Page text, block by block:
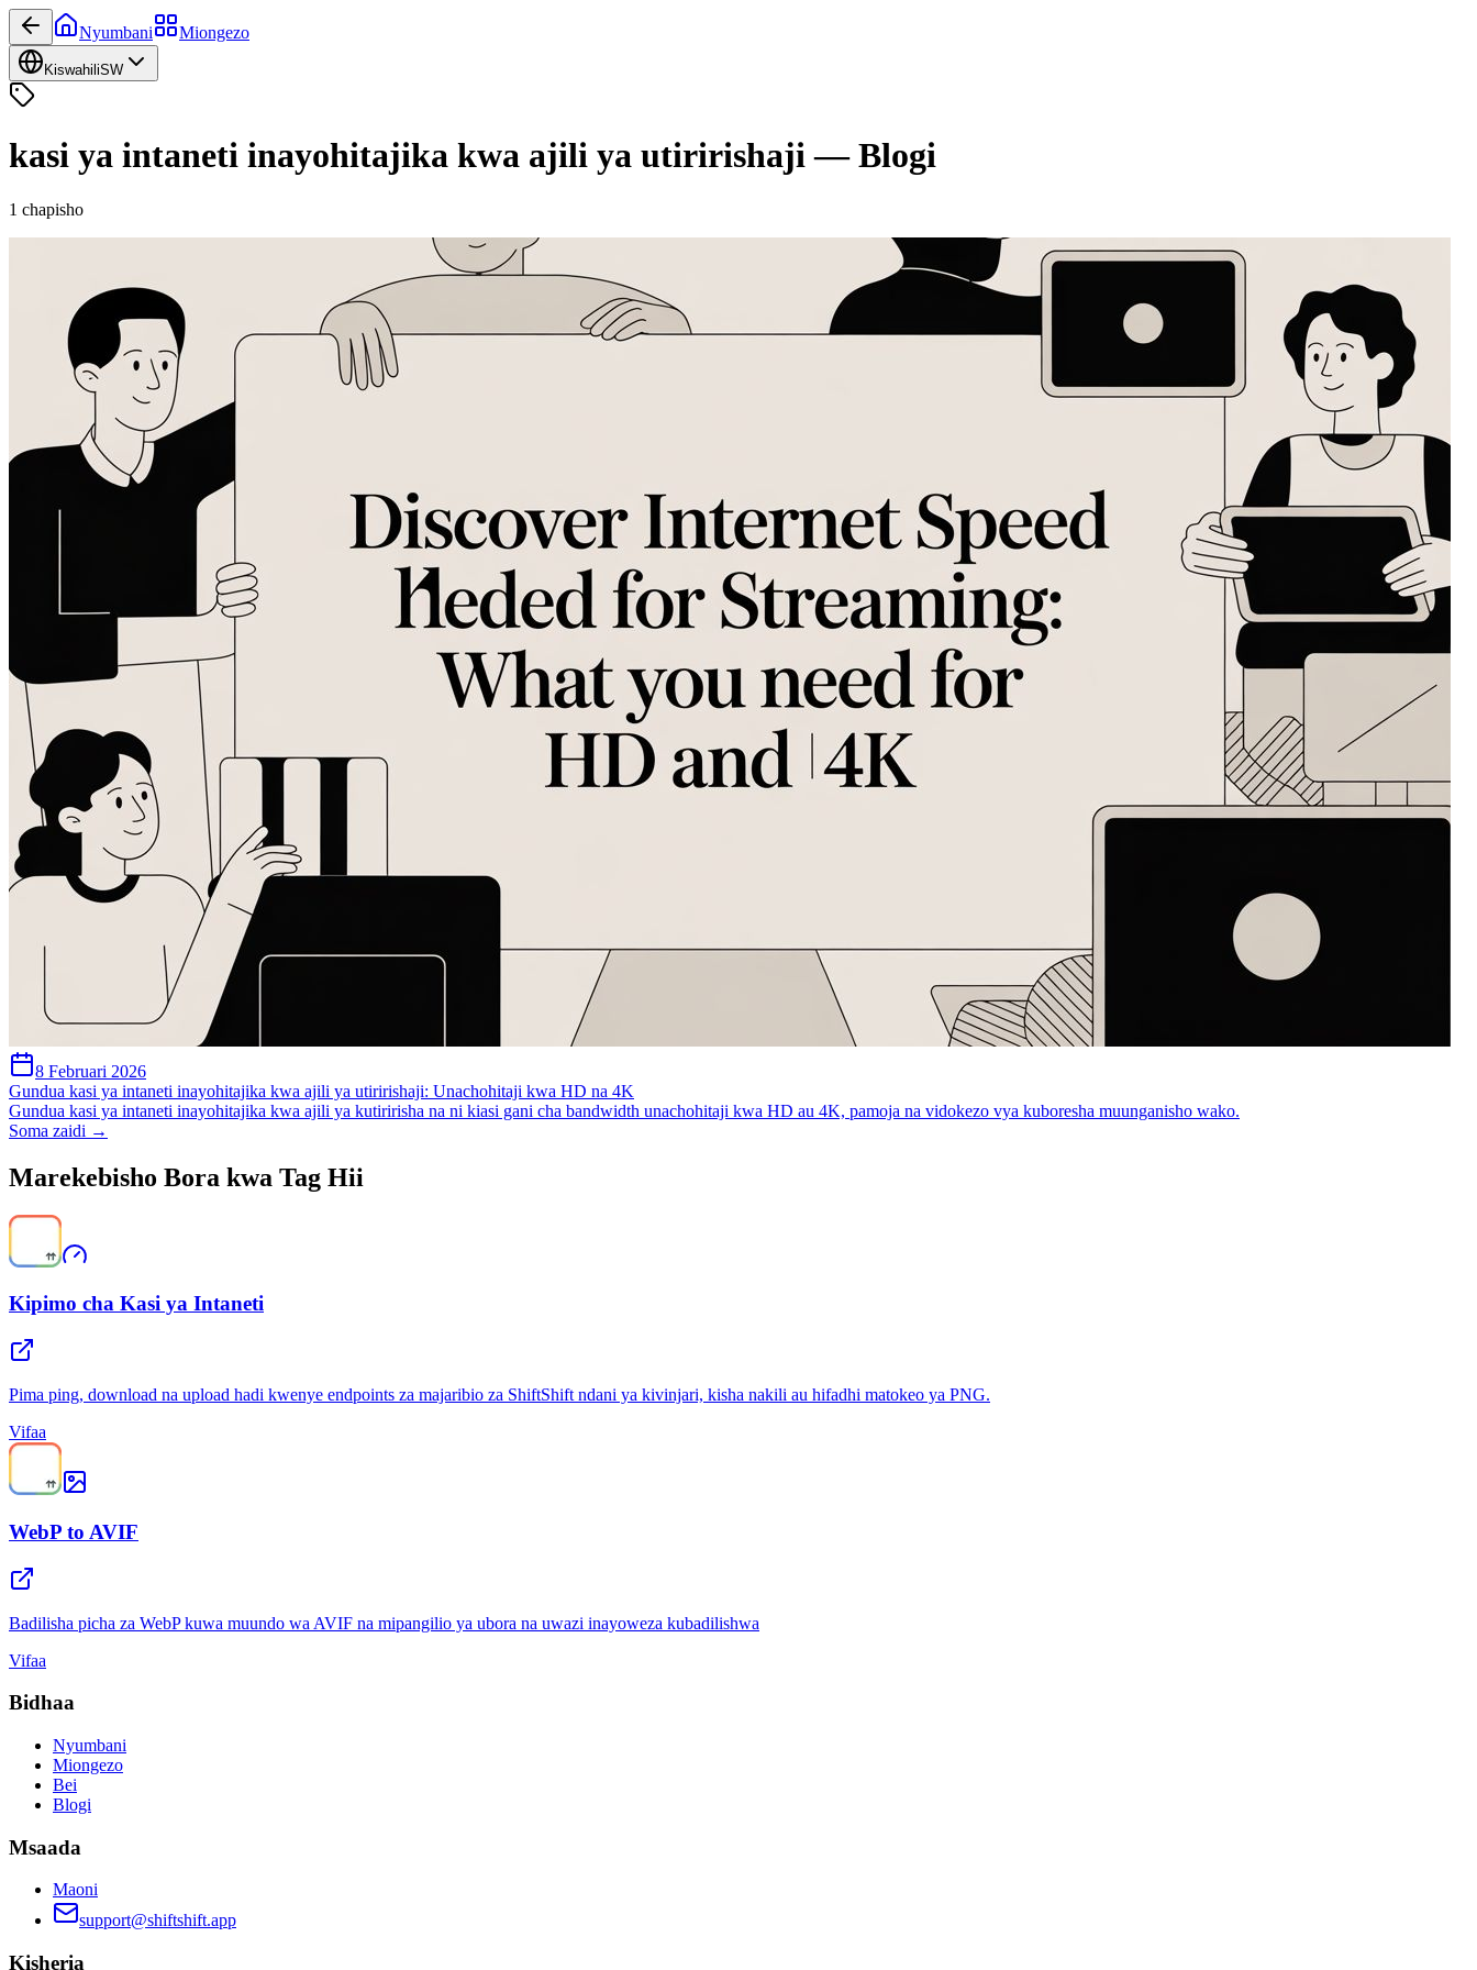
Nyumbani Miongezo
KiswahiliSW
kasi ya intaneti inayohitajika kwa ajili ya utiririshaji—Blogi
1 chapisho
8 Februari 2026
Gundua kasi ya intaneti inayohitajika kwa ajili ya utiririshaji: Unachohitaji kwa HD na 4K
Gundua kasi ya intaneti inayohitajika kwa ajili ya kutiririsha na ni kiasi gani cha bandwidth unachohitaji kwa HD au 4K, pamoja na vidokezo vya kuboresha muunganisho wako.
Soma zaidi →
Marekebisho Bora kwa Tag Hii
Kipimo cha Kasi ya Intaneti
Pima ping, download na upload hadi kwenye endpoints za majaribio za ShiftShift ndani ya kivinjari, kisha nakili au hifadhi matokeo ya PNG.
Vifaa
WebP to AVIF
Badilisha picha za WebP kuwa muundo wa AVIF na mipangilio ya ubora na uwazi inayoweza kubadilishwa
Vifaa
Bidhaa
Nyumbani
Miongezo
Bei
Blogi
Msaada
Maoni
support@shiftshift.app
Kisheria